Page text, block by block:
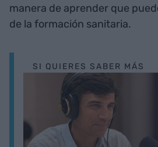
manera de aprender que
de la formación sanitaria.
SI QUIERES SABER MÁS